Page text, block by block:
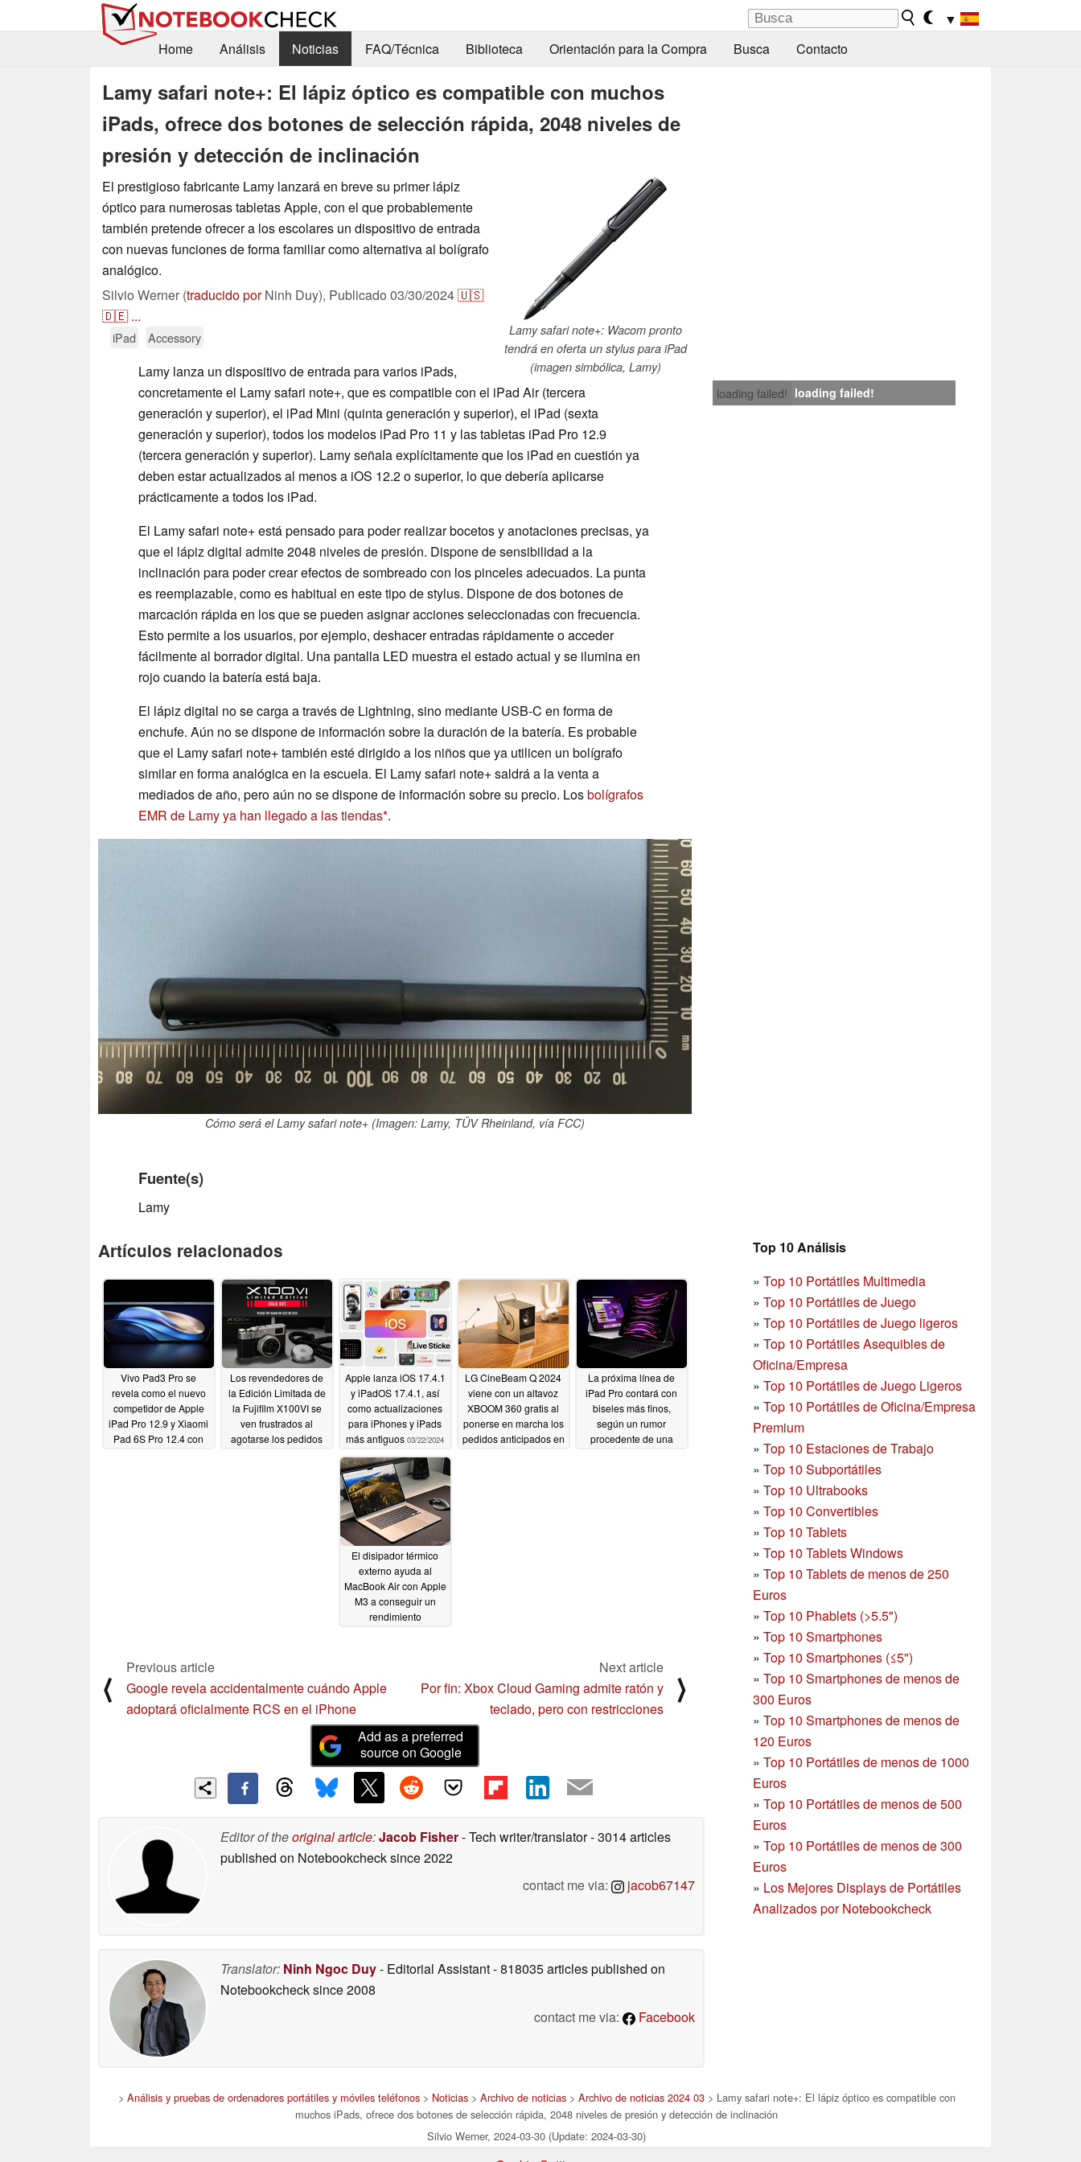
▼
Home
Análisis Noticias FAQ/Técnica Biblioteca Orientación para la Compra Busca Contacto
Lamy safari note+: El lápiz óptico es compatible con muchos
iPads, ofrece dos botones de selección rápida, 2048 niveles de
presión y detección de inclinación
Lamy safari note+: Wacom pronto
tendrá en oferta un stylus para iPad
(imagen simbólica, Lamy)
El prestigioso fabricante Lamy lanzará en breve su primer lápiz
óptico para numerosas tabletas Apple, con el que probablemente
también pretende ofrecer a los escolares un dispositivo de entrada
con nuevas funciones de forma familiar como alternativa al bolígrafo
analógico.
Silvio Werner (traducido porNinh Duy), Publicado 03/30/2024🇺🇸
🇩🇪 ...
iPad Accessory
loading failed! loading failed!
Lamy lanza un dispositivo de entrada para varios iPads,
concretamente el Lamy safari note+, que es compatible con el iPad Air (tercera
generación y superior), el iPad Mini (quinta generación y superior), el iPad (sexta
generación y superior), todos los modelos iPad Pro 11 y las tabletas iPad Pro 12.9
(tercera generación y superior). Lamy señala explícitamente que los iPad en cuestión ya
deben estar actualizados al menos a iOS 12.2 o superior, lo que debería aplicarse
prácticamente a todos los iPad.
El Lamy safari note+ está pensado para poder realizar bocetos y anotaciones precisas, ya
que el lápiz digital admite 2048 niveles de presión. Dispone de sensibilidad a la
inclinación para poder crear efectos de sombreado con los pinceles adecuados. La punta
es reemplazable, como es habitual en este tipo de stylus. Dispone de dos botones de
marcación rápida en los que se pueden asignar acciones seleccionadas con frecuencia.
Esto permite a los usuarios, por ejemplo, deshacer entradas rápidamente o acceder
fácilmente al borrador digital. Una pantalla LED muestra el estado actual y se ilumina en
rojo cuando la batería está baja.
El lápiz digital no se carga a través de Lightning, sino mediante USB-C en forma de
enchufe. Aún no se dispone de información sobre la duración de la batería. Es probable
que el Lamy safari note+ también esté dirigido a los niños que ya utilicen un bolígrafo
similar en forma analógica en la escuela. El Lamy safari note+ saldrá a la venta a
mediados de año, pero aún no se dispone de información sobre su precio. Losbolígrafos
EMR de Lamy ya han llegado a las tiendas .
Cómo será el Lamy safari note+ (Imagen: Lamy, TÜV Rheinland, vía FCC)
Fuente(s)
Lamy
Top 10 Análisis
» Top 10 Portátiles Multimedia
» Top 10 Portátiles de Juego
» Top 10 Portátiles de Juego ligeros
» Top 10 Portátiles Asequibles de
Oficina/Empresa
» Top 10 Portátiles de Juego Ligeros
» Top 10 Portátiles de Oficina/Empresa
Premium
» Top 10 Estaciones de Trabajo
» Top 10 Subportátiles
» Top 10 Ultrabooks
» Top 10 Convertibles
» Top 10 Tablets
» Top 10 Tablets Windows
» Top 10 Tablets de menos de 250
Euros
» Top 10 Phablets (>5.5")
» Top 10 Smartphones
» Top 10 Smartphones (≤5")
» Top 10 Smartphones de menos de
300 Euros
» Top 10 Smartphonesde menos de
120 Euros
» Top 10 Portátiles de menos de 1000
Euros
» Top 10 Portátiles de menos de 500
Euros
» Top 10 Portátiles de menos de 300
Euros
» Los Mejores Displays de Portátiles
Analizados por Notebookcheck
Artículos relacionados
Vivo Pad3 Pro se
revela como el nuevo
competidor de Apple
iPad Pro 12.9 y Xiaomi
Pad 6S Pro 12.4 con
Los revendedores de
la Edición Limitada de
la Fujifilm X100VI se
ven frustrados al
agotarse los pedidos
Apple lanza iOS 17.4.1
y iPadOS 17.4.1, así
como actualizaciones
para iPhones y iPads
más antiguos 03/22/2024
LG CineBeam Q 2024
viene con un altavoz
XBOOM 360 gratis al
ponerse en marcha los
pedidos anticipados en
La próxima línea de
iPad Pro contará con
biseles más finos,
según un rumor
procedente de una
El disipador térmico
externo ayuda al
MacBook Air con Apple
M3 a conseguir un
rendimiento
⟨
Previous article
Google revela accidentalmente cuándo Apple
adoptará oficialmente RCS en el iPhone
Next article
Por fin: Xbox Cloud Gaming admite ratón y
teclado, pero con restricciones
⟩
Add as a preferred
source on Google
Editor of theoriginal article:Jacob Fisher- Tech writer/translator- 3014 articles
published on Notebookchecksince 2022
contact me via:
jacob67147
Translator: Ninh Ngoc Duy- Editorial Assistant- 818035 articles published on
Notebookchecksince 2008
contact me via:
Facebook
> Análisis y pruebas de ordenadores portátiles y móviles teléfonos> Noticias> Archivo de noticias> Archivo de noticias 2024 03> Lamy safari note+: El lápiz óptico es compatible con
muchos iPads, ofrece dos botones de selección rápida, 2048 niveles de presión y detección de inclinación
Silvio Werner, 2024-03-30 (Update: 2024-03-30)